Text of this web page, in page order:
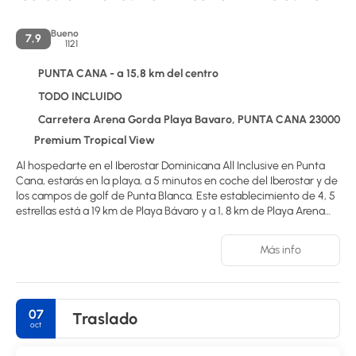
7,9
Bueno
1121
PUNTA CANA - a 15,8 km del centro
TODO INCLUIDO
Carretera Arena Gorda Playa Bavaro, PUNTA CANA 23000
Premium Tropical View
Al hospedarte en el Iberostar Dominicana All Inclusive en Punta
Cana, estarás en la playa, a 5 minutos en coche del Iberostar y de
los campos de golf de Punta Blanca. Este establecimiento de 4, 5
estrellas está a 19 km de Playa Bávaro y a 1, 8 km de Playa Arena
tratamientos corporales y faciales. Después de una ronda de golf,
date un chapuzón en una de las 3 piscinas al aire libre. Disfruta de
Las 506 habitaciones con aire acondicionado incluyen frigorífico,
televisor de pantalla plana, balcón privado y wifi gratis. Los baños
disponen de ducha y bañera combinadas, artículos de tocador
gratuitos y secador de pelo. Este establecimiento es todo
Más info
07
oct Traslado